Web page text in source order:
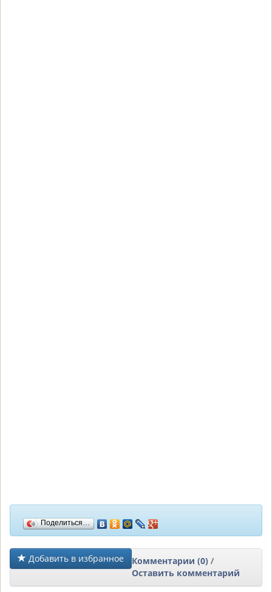
Поделиться…
Добавить в избранное Комментарии (0) /
Оставить комментарий